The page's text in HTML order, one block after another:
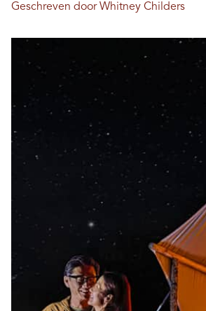
Geschreven door Whitney Childers